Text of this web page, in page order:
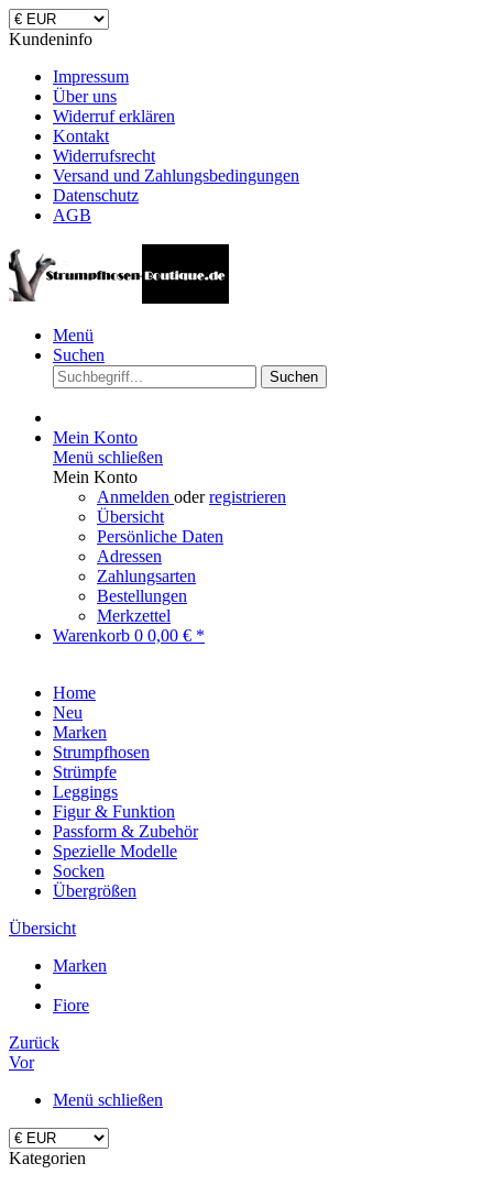
Kundeninfo
Impressum
Über uns
Widerruf erklären
Kontakt
Widerrufsrecht
Versand und Zahlungsbedingungen
Datenschutz
AGB
Menü
Suchen
Suchen
Mein Konto
Menü schließen
Mein Konto
Anmelden oderregistrieren
Übersicht
Persönliche Daten
Adressen
Zahlungsarten
Bestellungen
Merkzettel
Warenkorb 0 0,00 € *
Home
Neu
Marken
Strumpfhosen
Strümpfe
Leggings
Figur & Funktion
Passform & Zubehör
Spezielle Modelle
Socken
Übergrößen
Übersicht
Marken
Fiore
Zurück
Vor
Menü schließen
Kategorien